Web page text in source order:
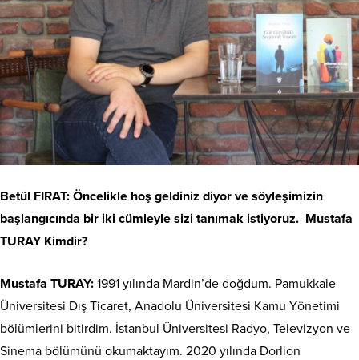
Betül FIRAT: Öncelikle hoş geldiniz diyor ve söyleşimizin
başlangıcında bir iki cümleyle sizi tanımak istiyoruz. Mustafa
TURAY Kimdir?
Mustafa TURAY: 1991 yılında Mardin’de doğdum. Pamukkale
Üniversitesi Dış Ticaret, Anadolu Üniversitesi Kamu Yönetimi
bölümlerini bitirdim. İstanbul Üniversitesi Radyo, Televizyon ve
Sinema bölümünü okumaktayım. 2020 yılında Dorlion